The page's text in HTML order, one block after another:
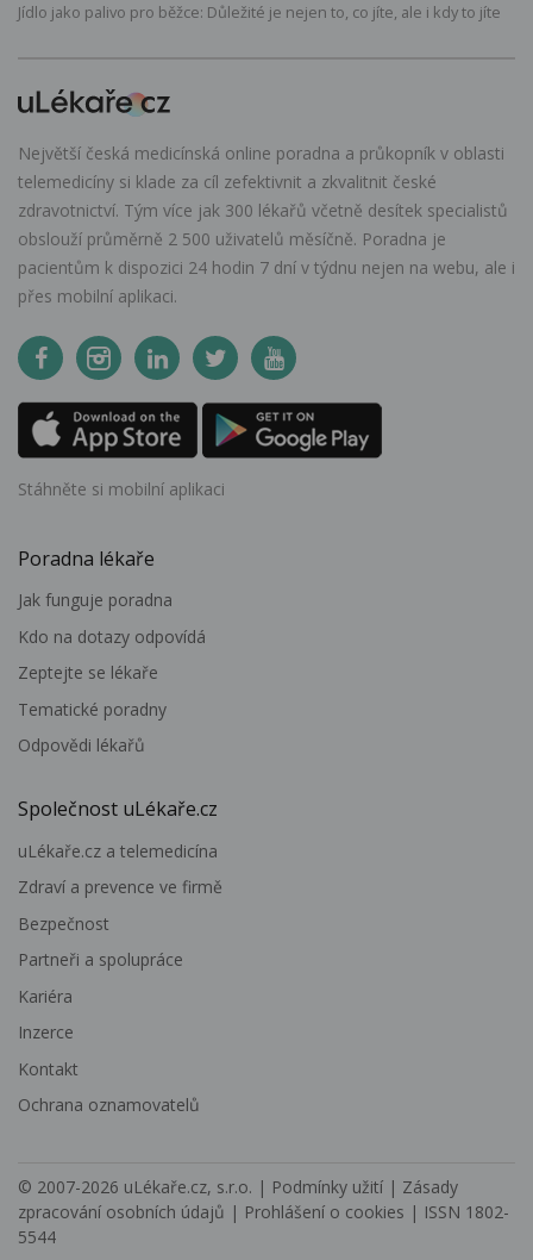
Jídlo jako palivo pro běžce: Důležité je nejen to, co jíte, ale i kdy to jíte
Největší česká medicínská online poradna a průkopník v oblasti
telemedicíny si klade za cíl zefektivnit a zkvalitnit české
zdravotnictví. Tým více jak 300 lékařů včetně desítek specialistů
obslouží průměrně 2 500 uživatelů měsíčně. Poradna je
pacientům k dispozici 24 hodin 7 dní v týdnu nejen na webu, ale i
přes mobilní aplikaci.
Stáhněte si mobilní aplikaci
Poradna lékaře
Jak funguje poradna
Kdo na dotazy odpovídá
Zeptejte se lékaře
Tematické poradny
Odpovědi lékařů
Společnost uLékaře.cz
uLékaře.cz a telemedicína
Zdraví a prevence ve firmě
Bezpečnost
Partneři a spolupráce
Kariéra
Inzerce
Kontakt
Ochrana oznamovatelů
© 2007-2026 uLékaře.cz, s.r.o. | Podmínky užití | Zásady
zpracování osobních údajů | Prohlášení o cookies | ISSN 1802-
5544